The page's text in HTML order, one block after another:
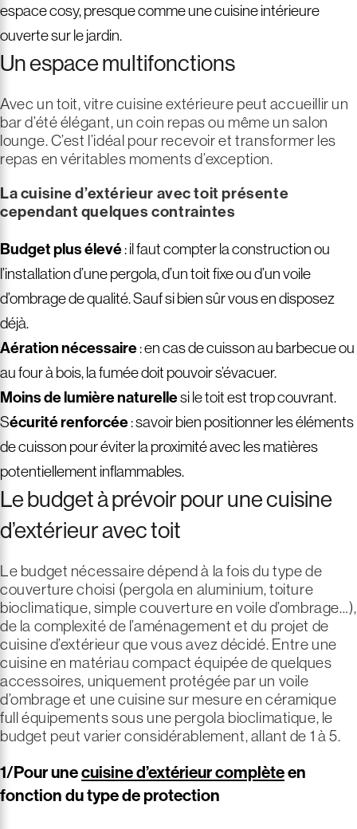
espace cosy, presque comme une cuisine intérieure
ouverte sur le jardin.
Un espace multifonctions
Avec un toit, vitre cuisine extérieure peut accueillir un
bar d’été élégant, un coin repas ou même un salon
lounge. C’est l’idéal pour recevoir et transformer les
repas en véritables moments d’exception.
La cuisine d’extérieur avec toit présente
cependant quelques contraintes
Budget plus élevé: il faut compter la construction ou
l’installation d’une pergola, d’un toit fixe ou d’un voile
d’ombrage de qualité. Sauf si bien sûr vous en disposez
déjà.
Aération nécessaire: en cas de cuisson au barbecue ou
au four à bois, la fumée doit pouvoir s’évacuer.
Moins de lumière naturellesi le toit est trop couvrant.
Sécurité renforcée: savoir bien positionner les éléments
de cuisson pour éviter la proximité avec les matières
potentiellement inflammables.
Le budget à prévoir pour une cuisine
d’extérieur avec toit
Le budget nécessaire dépend à la fois du type de
couverture choisi (pergola en aluminium, toiture
bioclimatique, simple couverture en voile d’ombrage…),
de la complexité de l’aménagement et du projet de
cuisine d’extérieur que vous avez décidé. Entre une
cuisine en matériau compact équipée de quelques
accessoires, uniquement protégée par un voile
d’ombrage et une cuisine sur mesure en céramique
full équipements sous une pergola bioclimatique, le
budget peut varier considérablement, allant de 1 à 5.
1/Pour unecuisine d’extérieur complèteen
fonction du type de protection